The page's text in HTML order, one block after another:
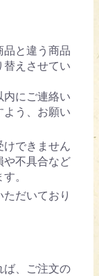
品と違う商品
替えさせてい
内にご連絡い
よう、お願い
けできません
や不具合など
。
ただいており
ば、ご注文の